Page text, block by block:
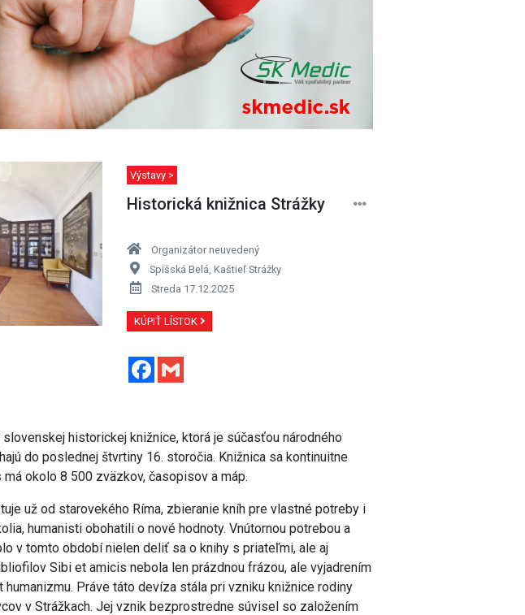
Výstavy >
Historická knižnica Strážky
Organizátor neuvedený
Spišská Belá, Kaštieľ Strážky
Streda 17.12.2025
KÚPIŤ LÍSTOK
Facebook
historickej knižnice, ktorá je súčasťou národného
do poslednej štvrtiny 16. storočia. Knižnica sa kontinuitne
okolo 8 500 zväzkov, časopisov a máp.
už od starovekého Ríma, zbieranie kníh pre vlastné potreby i
humanisti obohatili o nové hodnoty. Vnútornou potrebou a
v tomto období nielen deliť sa o knihy s priateľmi, ale aj
Sibi et amicis nebola len prázdnou frázou, ale vyjadrením
humanizmu. Práve táto devíza stála pri vzniku knižnice rodiny
v Strážkach. Jej vznik bezprostredne súvisel so založením